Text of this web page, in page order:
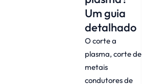
Um guia
detalhado
O corte a
plasma, corte de
metais
condutores de